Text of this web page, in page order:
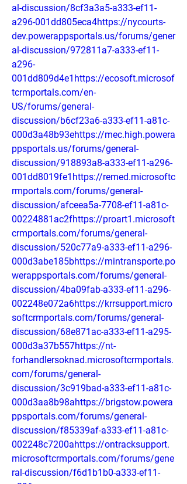
al-discussion/8cf3a3a5-a333-ef11-
a296-001dd805eca4https://nycourts-
dev.powerappsportals.us/forums/gener
al-discussion/972811a7-a333-ef11-
a296-
001dd809d4e1https://ecosoft.microsof
tcrmportals.com/en-
US/forums/general-
discussion/b6cf23a6-a333-ef11-a81c-
000d3a48b93ehttps://mec.high.powera
ppsportals.us/forums/general-
discussion/918893a8-a333-ef11-a296-
001dd8019fe1https://remed.microsoftc
rmportals.com/forums/general-
discussion/afceea5a-7708-ef11-a81c-
00224881ac2fhttps://proart1.microsoft
crmportals.com/forums/general-
discussion/520c77a9-a333-ef11-a296-
000d3abe185bhttps://mintransporte.po
werappsportals.com/forums/general-
discussion/4ba09fab-a333-ef11-a296-
002248e072a6https://krrsupport.micro
softcrmportals.com/forums/general-
discussion/68e871ac-a333-ef11-a295-
000d3a37b557https://nt-
forhandlersoknad.microsoftcrmportals.
com/forums/general-
discussion/3c919bad-a333-ef11-a81c-
000d3aa8b98ahttps://brigstow.powera
ppsportals.com/forums/general-
discussion/f85339af-a333-ef11-a81c-
002248c7200ahttps://ontracksupport.
microsoftcrmportals.com/forums/gene
ral-discussion/f6d1b1b0-a333-ef11-